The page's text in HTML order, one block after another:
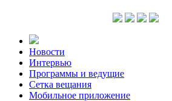
Новости
Интервью
Программы и ведущие
Сетка вещания
Мобильное приложение